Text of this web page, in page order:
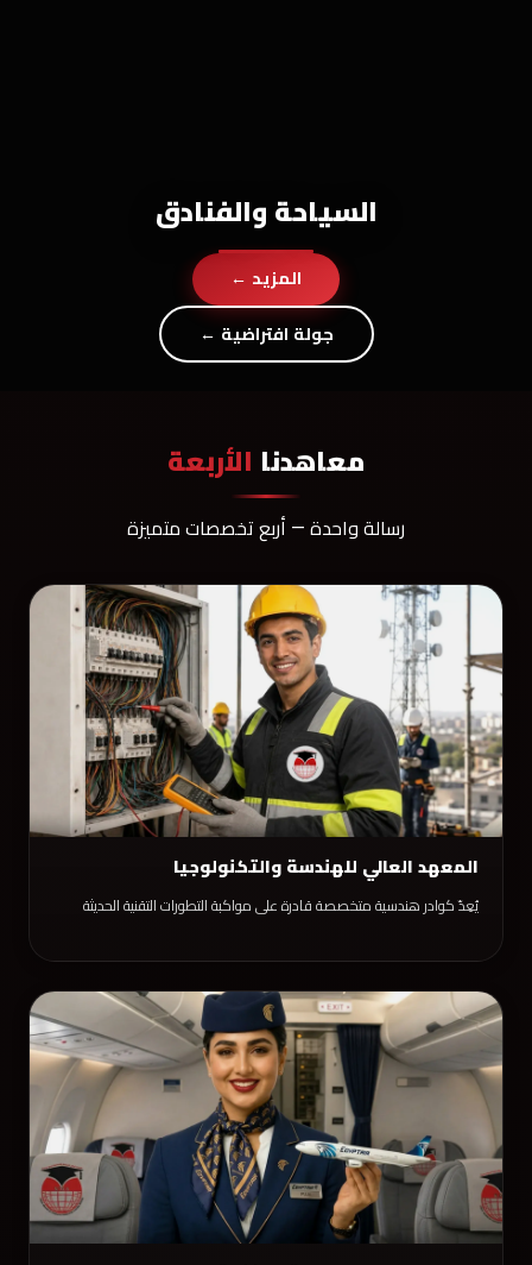
السياحة والفنادق
المزيد ←
جولة افتراضية ←
معاهدنا الأربعة
رسالة واحدة — أربع تخصصات متميزة
المعهد العالي للهندسة والتكنولوجيا
يُعِدّ كوادر هندسية متخصصة قادرة على مواكبة التطورات التقنية الحديثة